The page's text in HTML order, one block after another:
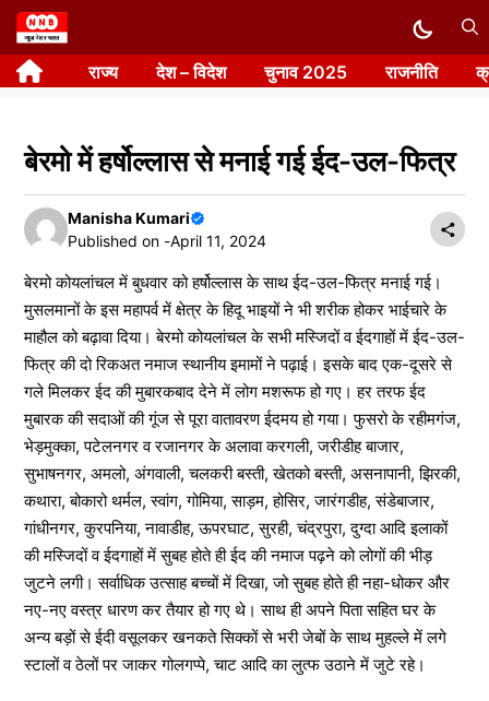
Skip
to
content राज्य देश – विदेश चुनाव 2025 राजनीति
बेरमो में हर्षोल्लास से मनाई गई ईद-उल-फित्र
Manisha Kumari
Published on -April 11, 2024
बेरमो कोयलांचल में बुधवार को हर्षोल्लास के साथ ईद-उल-फित्र मनाई गई।
मुसलमानों के इस महापर्व में क्षेत्र के हिदू भाइयों ने भी शरीक होकर भाईचारे के
माहौल को बढ़ावा दिया। बेरमो कोयलांचल के सभी मस्जिदों व ईदगाहों में ईद-उल-
फित्र की दो रिकअत नमाज स्थानीय इमामों ने पढ़ाई। इसके बाद एक-दूसरे से
गले मिलकर ईद की मुबारकबाद देने में लोग मशरूफ हो गए। हर तरफ ईद
मुबारक की सदाओं की गूंज से पूरा वातावरण ईदमय हो गया। फुसरो के रहीमगंज,
भेड़मुक्का, पटेलनगर व रजानगर के अलावा करगली, जरीडीह बाजार,
सुभाषनगर, अमलो, अंगवाली, चलकरी बस्ती, खेतको बस्ती, असनापानी, झिरकी,
कथारा, बोकारो थर्मल, स्वांग, गोमिया, साड़म, होसिर, जारंगडीह, संडेबाजार,
गांधीनगर, कुरपनिया, नावाडीह, ऊपरघाट, सुरही, चंद्रपुरा, दुग्दा आदि इलाकों
की मस्जिदों व ईदगाहों में सुबह होते ही ईद की नमाज पढ़ने को लोगों की भीड़
जुटने लगी। सर्वाधिक उत्साह बच्चों में दिखा, जो सुबह होते ही नहा-धोकर और
नए-नए वस्त्र धारण कर तैयार हो गए थे। साथ ही अपने पिता सहित घर के
अन्य बड़ों से ईदी वसूलकर खनकते सिक्कों से भरी जेबों के साथ मुहल्ले में लगे
स्टालों व ठेलों पर जाकर गोलगप्पे, चाट आदि का लुत्फ उठाने में जुटे रहे।